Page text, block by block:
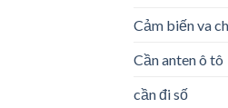
Cảm biến va
Cần anten ô tô
cần đi số